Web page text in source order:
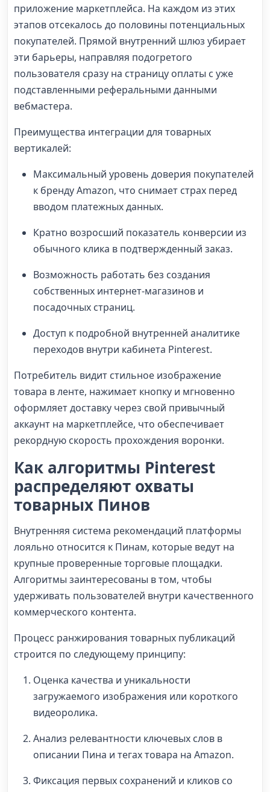
приложение маркетплейса. На каждом из этих
этапов отсекалось до половины потенциальных
покупателей. Прямой внутренний шлюз убирает
эти барьеры, направляя подогретого
пользователя сразу на страницу оплаты с уже
подставленными реферальными данными
вебмастера.
Преимущества интеграции для товарных
вертикалей:
Максимальный уровень доверия покупателей
к бренду Amazon, что снимает страх перед
вводом платежных данных.
Кратно возросший показатель конверсии из
обычного клика в подтвержденный заказ.
Возможность работать без создания
собственных интернет-магазинов и
посадочных страниц.
Доступ к подробной внутренней аналитике
переходов внутри кабинета Pinterest.
Потребитель видит стильное изображение
товара в ленте, нажимает кнопку и мгновенно
оформляет доставку через свой привычный
аккаунт на маркетплейсе, что обеспечивает
рекордную скорость прохождения воронки.
Как алгоритмы Pinterest
распределяют охваты
товарных Пинов
Внутренняя система рекомендаций платформы
лояльно относится к Пинам, которые ведут на
крупные проверенные торговые площадки.
Алгоритмы заинтересованы в том, чтобы
удерживать пользователей внутри качественного
коммерческого контента.
Процесс ранжирования товарных публикаций
строится по следующему принципу:
Оценка качества и уникальности
загружаемого изображения или короткого
видеоролика.
Анализ релевантности ключевых слов в
описании Пина и тегах товара на Amazon.
Фиксация первых сохранений и кликов со